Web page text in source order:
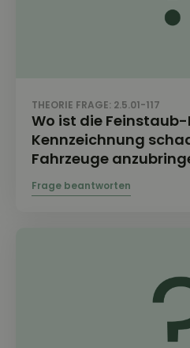
THEORIE FRAGE: 2.5.01-117
Wo ist die
Kennzeichnung
Fahrzeuge